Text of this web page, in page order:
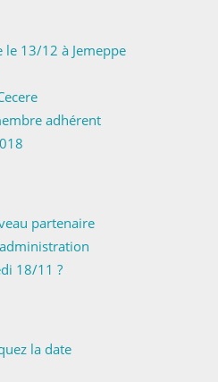
13/12 à Jemeppe
adhérent
partenaire
18/11 ?
la date